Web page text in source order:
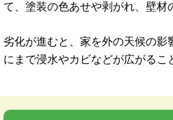
て、塗装の色あせや剥がれ、壁材
劣化が進むと、家を外の天候の
にまで浸水やカビなどが広がるこ